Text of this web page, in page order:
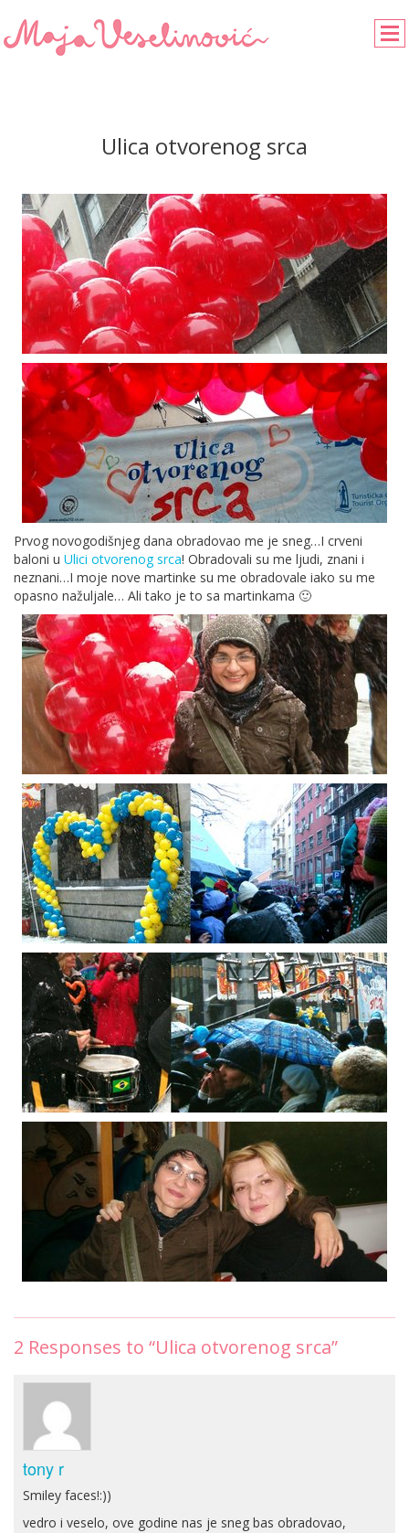
Ulica otvorenog srca
Prvog novogodišnjeg dana obradovao me je sneg…I crveni
baloni u Ulici otvorenog srca! Obradovali su me ljudi, znani i
neznani…I moje nove martinke su me obradovale iako su me
opasno nažuljale… Ali tako je to sa martinkama 🙂
2 Responses to “Ulica otvorenog srca”
tony r
Smiley faces!:))
vedro i veselo, ove godine nas je sneg bas obradovao,